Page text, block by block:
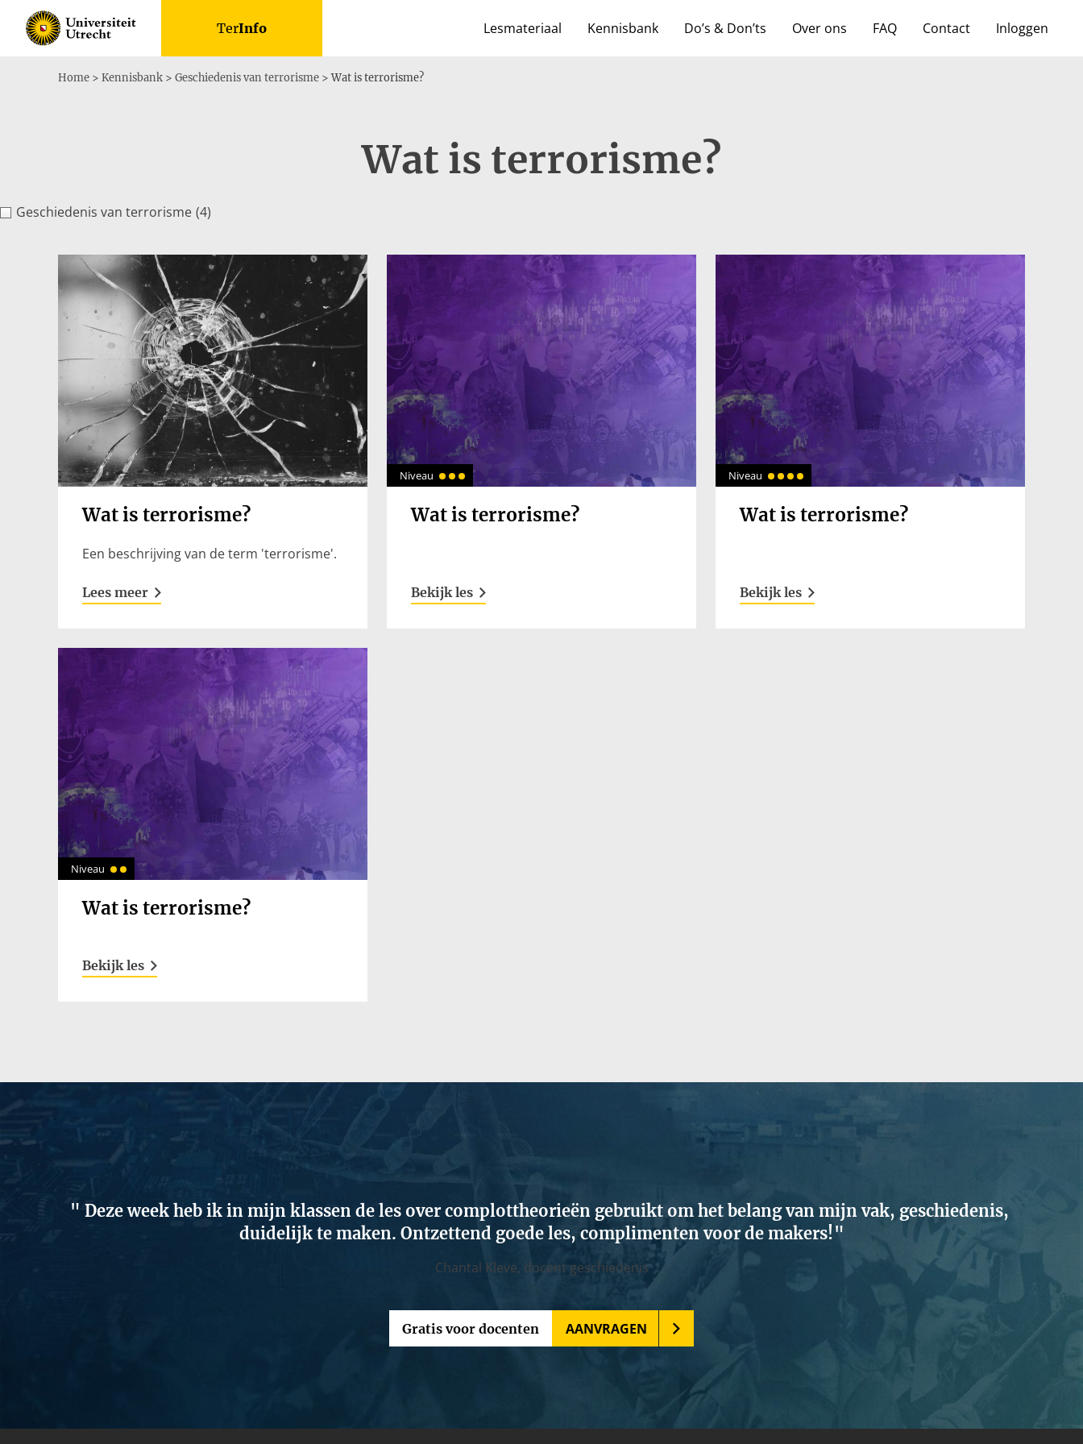
content
TerInfo Lesmateriaal Kennisbank Do’s & Don’ts Over ons FAQ Contact Inloggen
Home > Kennisbank > Geschiedenis van terrorisme >Wat is terrorisme?
Wat is terrorisme?
Geschiedenis van terrorisme (4)
Katya10 (Pixabay),
https://pixabay.com/nl/service/license/
Wat is terrorisme?
Een beschrijving van de term 'terrorisme'.
Lees meer
Niveau
Wat is terrorisme?
Bekijk les
Niveau
Wat is terrorisme?
Bekijk les
Niveau
Wat is terrorisme?
Bekijk les
Deze week heb ik in mijn klassen de les over complottheorieën gebruikt om het belang van mijn vak, geschiedenis,
duidelijk te maken. Ontzettend goede les, complimenten voor de makers!
Chantal Kleve, docent geschiedenis
Gratis voor docenten AANVRAGEN